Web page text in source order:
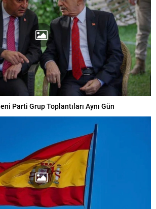
Parti Grup Toplantıları Aynı Gün